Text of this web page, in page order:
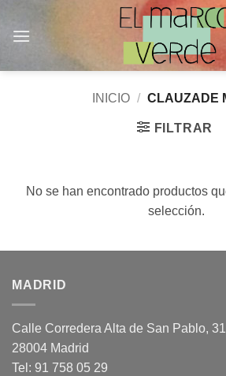
INICIO / CLAUZADE
FILTRAR
No se han encontrado productos
selección.
MADRID
Calle Corredera Alta de San Pablo,
28004 Madrid
Tel: 91 758 05 29